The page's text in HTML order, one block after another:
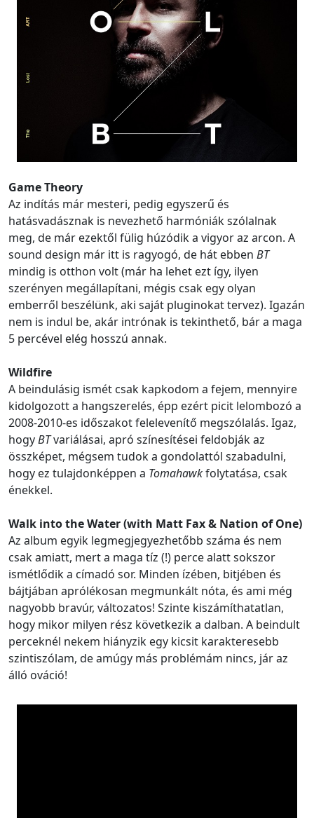
Game Theory
Az indítás már mesteri, pedig egyszerű és
hatásvadásznak is nevezhető harmóniák szólalnak
meg, de már ezektől fülig húzódik a vigyor az arcon. A
sound design már itt is ragyogó, de hát ebben BT
mindig is otthon volt (már ha lehet ezt így, ilyen
szerényen megállapítani, mégis csak egy olyan
emberről beszélünk, aki saját pluginokat tervez). Igazán
nem is indul be, akár intrónak is tekinthető, bár a maga
5 percével elég hosszú annak.
Wildfire
A beindulásig ismét csak kapkodom a fejem, mennyire
kidolgozott a hangszerelés, épp ezért picit lelombozó a
2008-2010-es időszakot felelevenítő megszólalás. Igaz,
hogyBTvariálásai, apró színesítései feldobják az
összképet, mégsem tudok a gondolattól szabadulni,
hogy ez tulajdonképpen a Tomahawkfolytatása, csak
énekkel.
Walk into the Water (with Matt Fax & Nation of One)
Az album egyik legmegjegyezhetőbb száma és nem
csak amiatt, mert a maga tíz (!) perce alatt sokszor
ismétlődik a címadó sor. Minden ízében, bitjében és
bájtjában aprólékosan megmunkált nóta, és ami még
nagyobb bravúr, változatos! Szinte kiszámíthatatlan,
hogy mikor milyen rész következik a dalban. A beindult
perceknél nekem hiányzik egy kicsit karakteresebb
szintiszólam, de amúgy más problémám nincs, jár az
álló ováció!